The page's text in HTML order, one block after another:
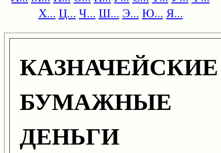
Х... Ц... Ч... Ш... Э... Ю... Я...
КАЗНАЧЕЙСКИЕ
БУМАЖНЫЕ
ДЕНЬГИ